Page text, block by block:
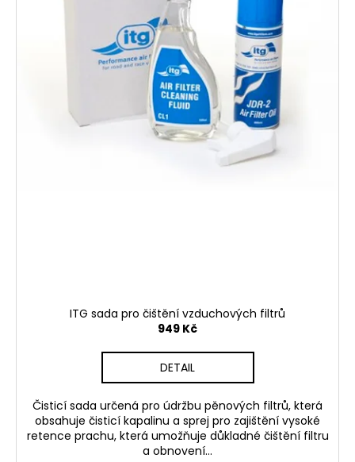
ITG sada pro čištění vzduchových filtrů
949 Kč
DETAIL
Čisticí sada určená pro údržbu pěnových filtrů, která
obsahuje čisticí kapalinu a sprej pro zajištění vysoké
retence prachu, která umožňuje důkladné čištění filtru
a obnovení...